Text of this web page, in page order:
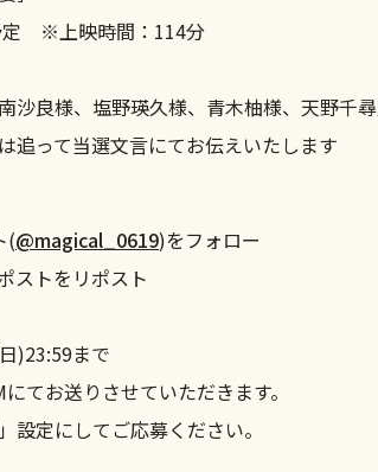
※上映時間：114分
沙良様、塩野瑛久様、青木柚様、天野千
追って当選文言にてお伝えいたします
(@magical_0619)をフォロー
ストをリポスト
)23:59まで
てお送りさせていただきます。
定にしてご応募ください。